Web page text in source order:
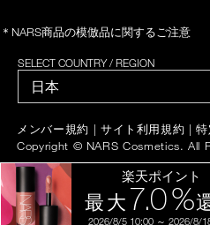
楽天ポイント
最大 7.0 %
2026/8/5 10:00 ～ 2026/8/
＊NARS商品の模倣品に関するご注意
SELECT COUNTRY / REGION
メンバー規約 | サイト利用規約 |
Copyright © NARS Cosmetics. All